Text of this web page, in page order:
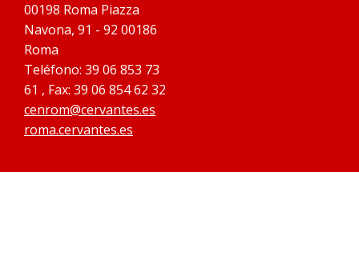
00198 Roma Piazza
Navona, 91 - 92 00186
Roma
Teléfono: 39 06 853 73
61 , Fax: 39 06 854 62 32
cenrom@cervantes.es
roma.cervantes.es